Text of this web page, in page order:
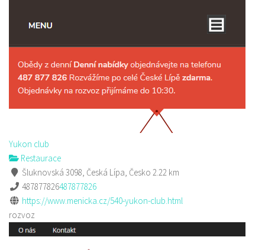
Yukon club
Restaurace
Šluknovská 3098, Česká Lípa, Česko 2.22 km
487877826487877826
https://www.menicka.cz/540-yukon-club.html
rozvoz